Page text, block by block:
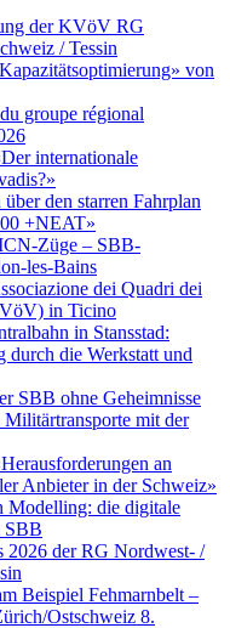
der KVöV RG
/ Tessin
von
groupe régional
internationale
den starren Fahrplan
+NEAT»
Züge – SBB-
les-Bains
dei Quadri dei
in Ticino
in Stansstad:
durch die Werkstatt und
SBB ohne Geheimnisse
Militärtransporte mit der
an
Anbieter in der Schweiz»
die digitale
SBB
2026 der RG Nordwest- /
Beispiel Fehmarnbelt –
Ostschweiz 8.